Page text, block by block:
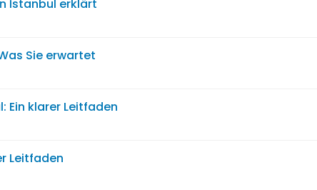
Istanbul erklärt
Sie erwartet
Ein klarer Leitfaden
Leitfaden